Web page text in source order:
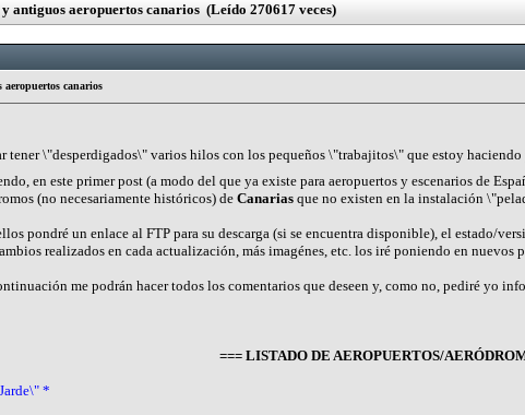
antiguos aeropuertos canarios (Leído 270617 veces)
aeropuertos canarios
tener \"desperdigados\" varios hilos con los pequeños \"trabajitos\" que estoy
en este primer post (a modo del que ya existe para aeropuertos y escenarios de
(no necesariamente históricos) de Canarias que no existen en la instalación
pondré un enlace al FTP para su descarga (si se encuentra disponible), el estado/
realizados en cada actualización, más imagénes, etc. los iré poniendo en
me podrán hacer todos los comentarios que deseen y, como no, pediré yo
=== LISTADO DE AEROPUERTOS/
*